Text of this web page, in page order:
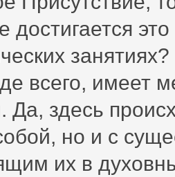
занятиях?
всего, имеет
Да, здесь
но и с
их в